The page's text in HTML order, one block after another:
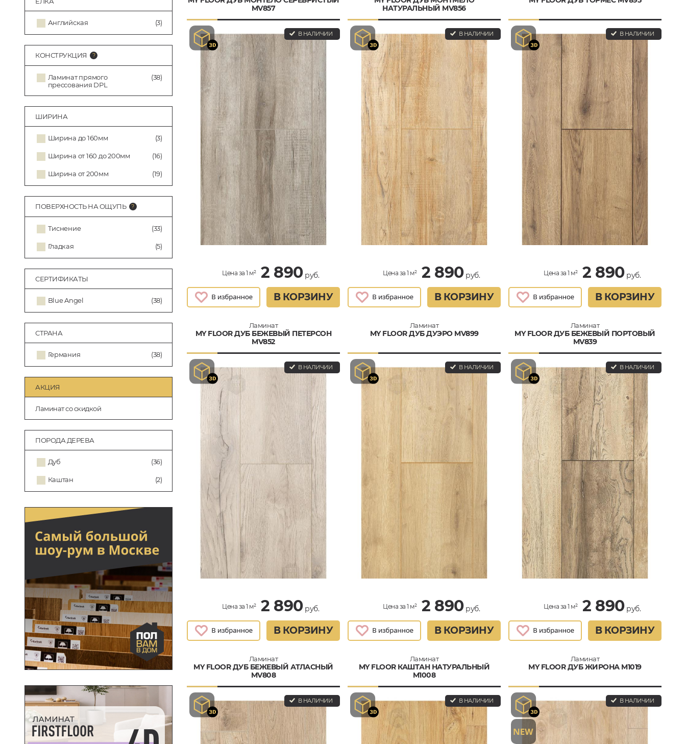
Английская (3)
КОНСТРУКЦИЯ
Ламинат прямого
прессования DPL
(38)
ШИРИНА
Ширина до 160мм (3)
Ширина от 160 до 200мм (16)
Ширина от 200мм (19)
ПОВЕРХНОСТЬ НА ОЩУПЬ
Тиснение (33)
Гладкая (5)
СЕРТИФИКАТЫ
Blue Angel (38)
СТРАНА
Германия (38)
АКЦИЯ
Ламинат со скидкой
ПОРОДА ДЕРЕВА
Дуб (36)
Каштан (2)
MV857
В НАЛИЧИИ
Цена за 1 м² 2 890руб.
В КОРЗИНУ
НАТУРАЛЬНЫЙ MV856
В НАЛИЧИИ
Цена за 1 м² 2 890руб.
В КОРЗИНУ
В НАЛИЧИИ
Цена за 1 м² 2 890руб.
В КОРЗИНУ
Ламинат
MY FLOOR ДУБ БЕЖЕВЫЙ ПЕТЕРСОН
MV852
В НАЛИЧИИ
Цена за 1 м² 2 890руб.
В КОРЗИНУ
Ламинат
MY FLOOR ДУБ ДУЭРО MV899
В НАЛИЧИИ
Цена за 1 м² 2 890руб.
В КОРЗИНУ
Ламинат
MY FLOOR ДУБ БЕЖЕВЫЙ ПОРТОВЫЙ
MV839
В НАЛИЧИИ
Цена за 1 м² 2 890руб.
В КОРЗИНУ
Ламинат
MY FLOOR ДУБ БЕЖЕВЫЙ АТЛАСНЫЙ
MV808
В НАЛИЧИИ
Ламинат
MY FLOOR КАШТАН НАТУРАЛЬНЫЙ
M1008
В НАЛИЧИИ
Ламинат
MY FLOOR ДУБ ЖИРОНА M1019
В НАЛИЧИИ